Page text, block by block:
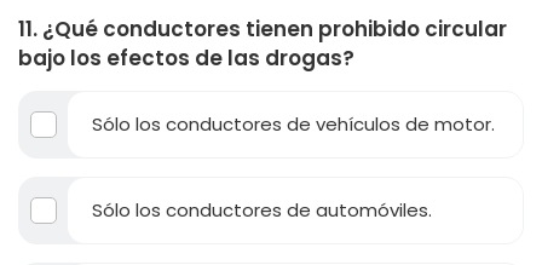
11. ¿Qué conductores tienen prohibido circular
bajo los efectos de las drogas?
Sólo los conductores de vehículos de motor.
Sólo los conductores de automóviles.